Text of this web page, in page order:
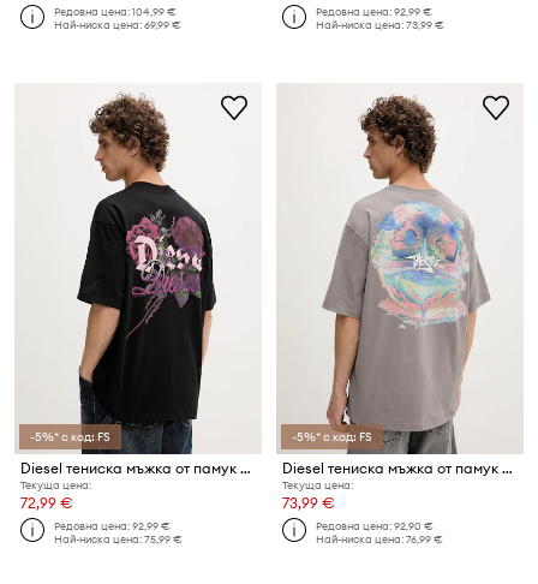
Редовна цена:104,99 €
Най-ниска цена:69,99 €
Редовна цена:92,99 €
Най-ниска цена:73,99 €
-5%* с код: FS
Diesel тениска мъжка от памук T-BOGGY-V4
Текуща цена:
72,99 €
Редовна цена:92,99 €
Най-ниска цена:75,99 €
-5%* с код: FS
Diesel тениска мъжка от памук T-BOGGY-V5
Текуща цена:
73,99 €
Редовна цена:92,90 €
Най-ниска цена:76,99 €